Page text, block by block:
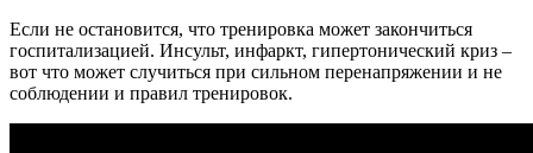
Если не остановится, что тренировка может закончиться
госпитализацией. Инсульт, инфаркт, гипертонический криз –
вот что может случиться при сильном перенапряжении и не
соблюдении и правил тренировок.